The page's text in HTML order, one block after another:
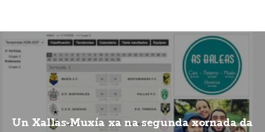
Un Xallas-Muxía xa na segunda xornada da